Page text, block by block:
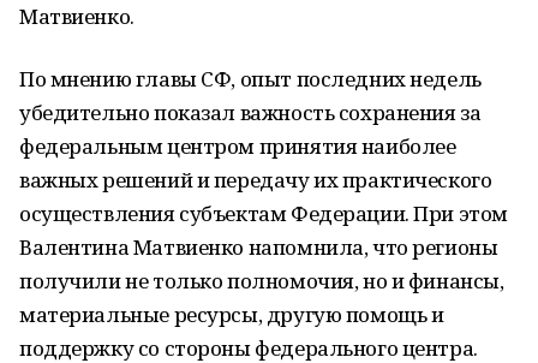
Матвиенко.
По мнению главы СФ, опыт последних недель
убедительно показал важность сохранения за
федеральным центром принятия наиболее
важных решений и передачу их практического
осуществления субъектам Федерации. При этом
Валентина Матвиенко напомнила, что регионы
получили не только полномочия, но и финансы,
материальные ресурсы, другую помощь и
поддержку со стороны федерального центра.